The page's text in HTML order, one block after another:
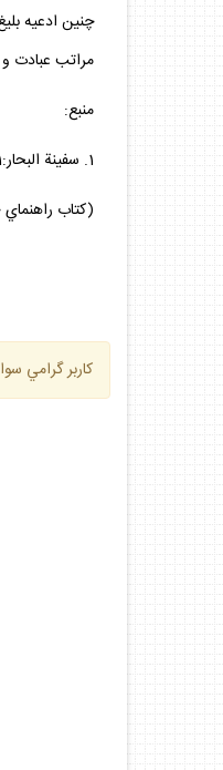
چنين ادعيه
مراتب عبادت و
منبع:
1. سفينة البحار:1، ماده دعا.
(كتاب راهنماي
كاربر گرامي